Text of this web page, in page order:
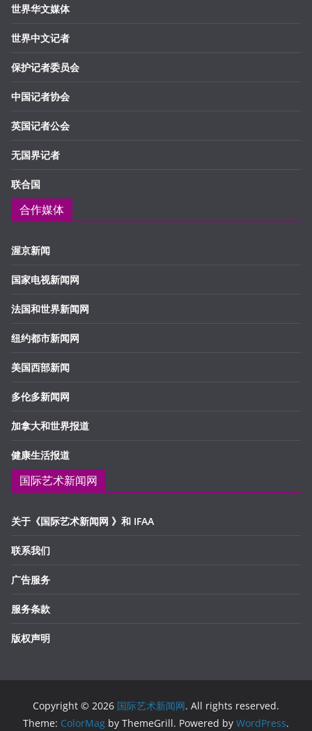
世界华文媒体
世界中文记者
保护记者委员会
中国记者协会
英国记者公会
无国界记者
联合国
合作媒体
渥京新闻
国家电视新闻网
法国和世界新闻网
纽约都市新闻网
美国西部新闻
多伦多新闻网
加拿大和世界报道
健康生活报道
国际艺术新闻网
关于《国际艺术新闻网 》和 IFAA
联系我们
广告服务
服务条款
版权声明
Copyright © 2026 国际艺术新闻网. All rights reserved.
Theme: ColorMag by ThemeGrill. Powered by WordPress.